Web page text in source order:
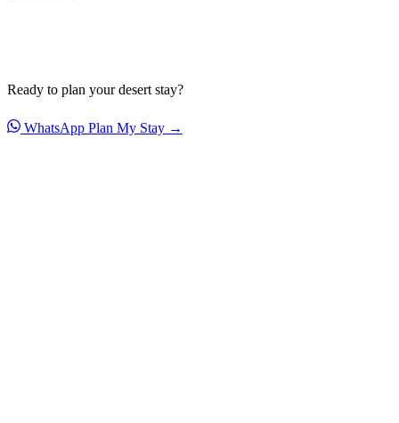
Ready to plan your desert stay?
WhatsApp Plan My Stay →